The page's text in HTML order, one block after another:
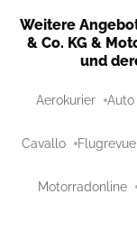
Weitere
& Co. KG &
und
Aerokurier Auto
Cavallo Flugrevue
Motorradonline